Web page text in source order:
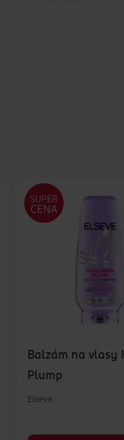
Balzám na vlasy
Plump
Elseve